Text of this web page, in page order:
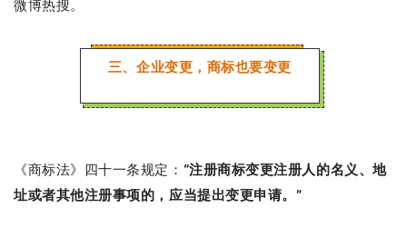
微博热搜。
三、企业变更，商标也要变更
《商标法》四十一条规定： “注册商标变更注册人的名义、地
址或者其他注册事项的，应当提出变更申请。”